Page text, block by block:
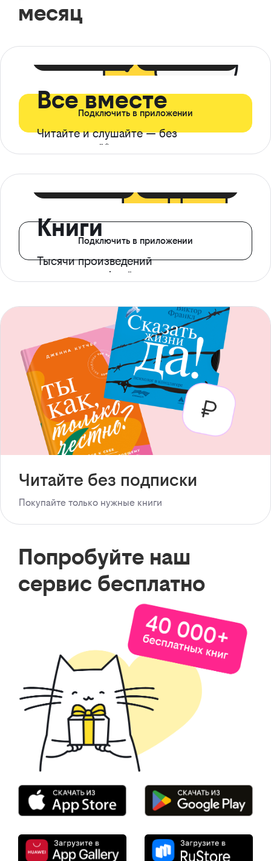
месяц
Все вместе
Читайте и слушайте — без
ограничений*
Подключить в приложении
Книги
Тысячи произведений
с доступом офлайн
Подключить в приложении
Читайте без подписки
Покупайте только нужные книги
Попробуйте наш
сервис бесплатно